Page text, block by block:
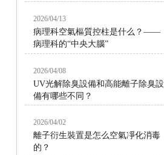
2026/04/13
病理科空氣樞質控柱是什么？——
病理科的“中央大腦”
2026/04/08
UV光解除臭設備和高能離子除臭設
備有哪些不同？
2026/04/02
離子衍生裝置是怎么空氣凈化消毒
的？